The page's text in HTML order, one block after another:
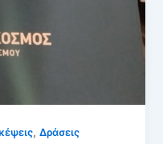
,Δράσεις